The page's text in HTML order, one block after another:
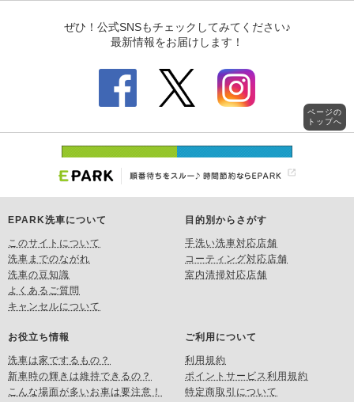
EPARK洗車について
このサイトについて
洗車までのながれ
洗車の豆知識
よくあるご質問
キャンセルについて
目的別からさがす
手洗い洗車対応店舗
コーティング対応店舗
室内清掃対応店舗
お役立ち情報
洗車は家でするもの？
新車時の輝きは維持できるの？
こんな場面が多いお車は要注意！
ご利用について
利用規約
ポイントサービス利用規約
特定商取引について
ページの
トップへ